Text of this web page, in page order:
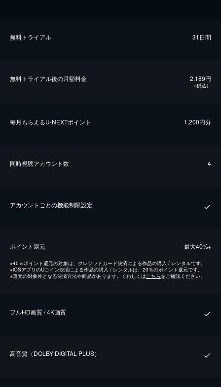
無料トライアル 31日間
無料トライアル後の⽉額料金 2,189円
（税込）
毎⽉もらえるU-NEXTポイント 1,200円分
同時視聴アカウント数 4
アカウントごとの機能制限設定
ポイント還元 最⼤40%※
※40％ポイント還元の対象は、クレジットカード決済による作品の購入 / レンタルです。
※iOSアプリのUコイン決済による作品の購入 / レンタルは、20％のポイント還元です。
※還元の対象外となる決済方法や商品があります。くわしくは こちらをご確認ください。
フルHD画質 / 4K画質
⾼⾳質（DOLBY DIGITAL PLUS）